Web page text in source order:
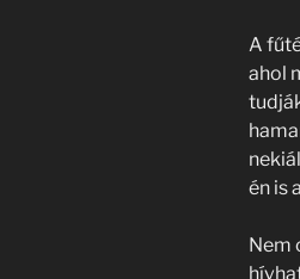
A
ahol
én is
Nem